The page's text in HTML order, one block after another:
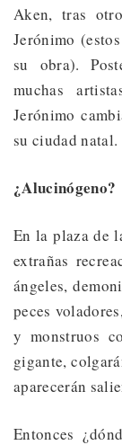
Aken, tras
Jerónimo
su obra).
muchas
Jerónimo
su ciudad natal.
¿Alucinógeno?
En la plaza de
extrañas
ángeles,
peces
y monstruos
gigante,
aparecerán
Entonces